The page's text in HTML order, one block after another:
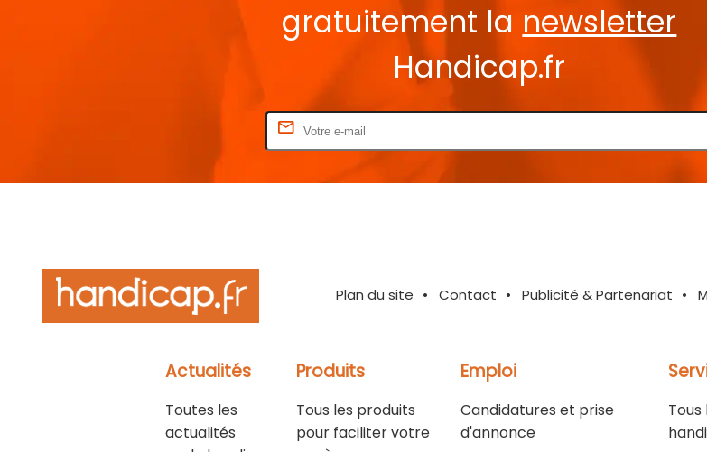
gratuitement la newsletter
Handicap.fr
Plan du site Contact Publicité & Partenariat
Actualités
Toutes les
actualités
Produits
Tous les produits
pour faciliter votre
Emploi
Candidatures et prise
d'annonce